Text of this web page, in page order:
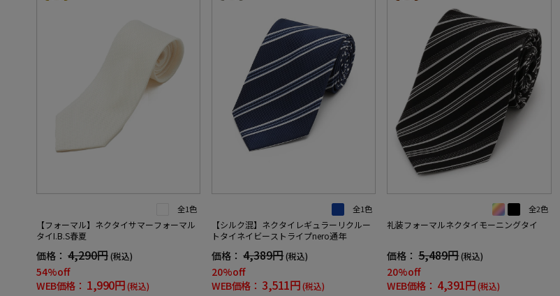
全1色
【フォーマル】ネクタイサマーフォーマル
タイI.B.S春夏
価格： 4,290円(税込)
54%off
WEB価格： 1,990円(税込)
全1色
【シルク混】ネクタイレギュラーリクルー
トタイネイビーストライプnero通年
価格： 4,389円(税込)
20%off
WEB価格： 3,511円(税込)
全2色
礼装フォーマルネクタイモーニングタイ
価格： 5,489円(税込)
20%off
WEB価格： 4,391円(税込)